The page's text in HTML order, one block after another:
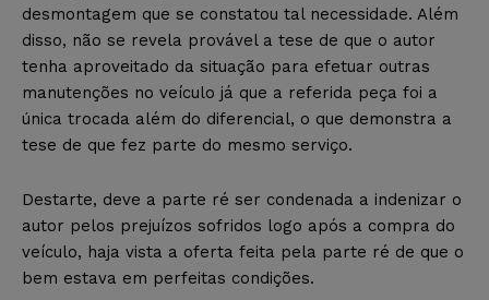
desmontagem que se constatou tal necessidade. Além
disso, não se revela provável a tese de que o autor
tenha aproveitado da situação para efetuar outras
manutenções no veículo já que a referida peça foi a
única trocada além do diferencial, o que demonstra a
tese de que fez parte do mesmo serviço.
Destarte, deve a parte ré ser condenada a indenizar o
autor pelos prejuízos sofridos logo após a compra do
veículo, haja vista a oferta feita pela parte ré de que o
bem estava em perfeitas condições.